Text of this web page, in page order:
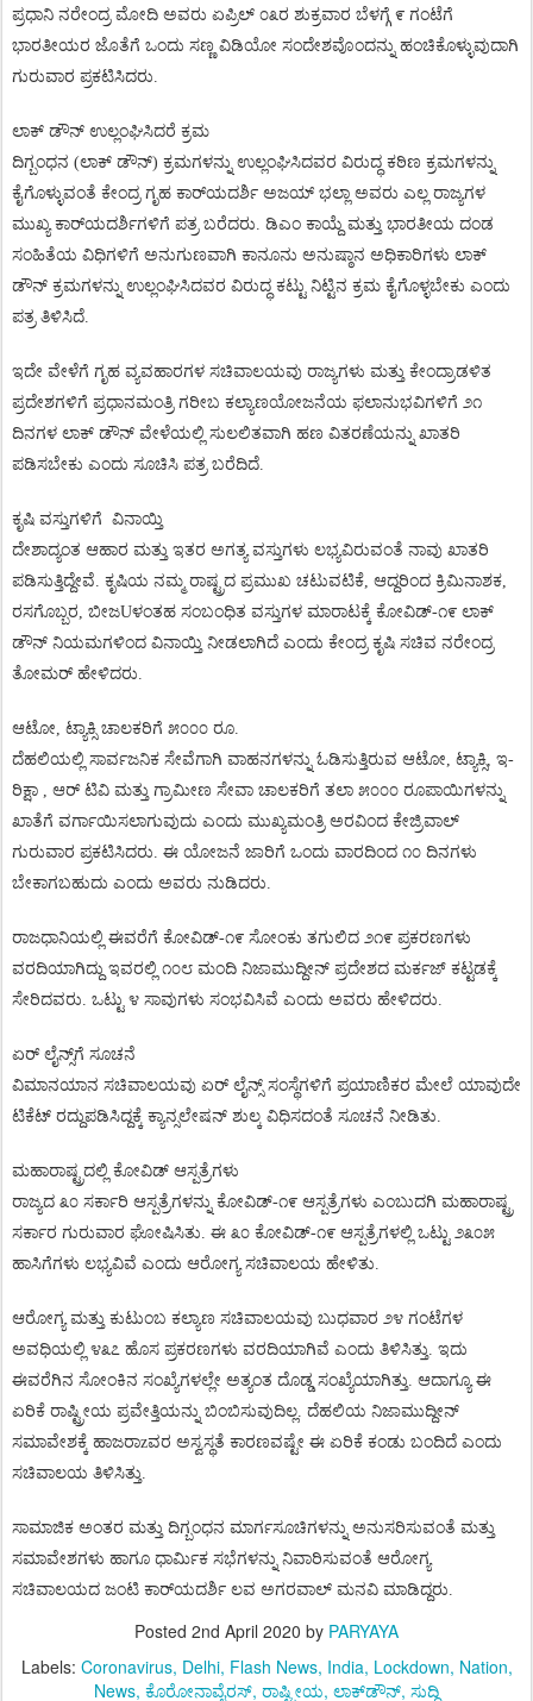
ಪ್ರಧಾನಿ ನರೇಂದ್ರ ಮೋದಿ ಅವರು ಏಪ್ರಿಲ್ ೦೩ರ ಶುಕ್ರವಾರ ಬೆಳಗ್ಗೆ ೯ ಗಂಟೆಗೆ
ಭಾರತೀಯರ ಜೊತೆಗೆ ಒಂದು ಸಣ್ಣ ವಿಡಿಯೋ ಸಂದೇಶವೊಂದನ್ನು ಹಂಚಿಕೊಳ್ಳುವುದಾಗಿ
ಗುರುವಾರ ಪ್ರಕಟಿಸಿದರು.
ಲಾಕ್ ಡೌನ್ ಉಲ್ಲಂಘಿಸಿದರೆ ಕ್ರಮ
ದಿಗ್ಬಂಧನ (ಲಾಕ್ ಡೌನ್) ಕ್ರಮಗಳನ್ನು ಉಲ್ಲಂಘಿಸಿದವರ ವಿರುದ್ಧ ಕಠಿಣ ಕ್ರಮಗಳನ್ನು
ಕೈಗೊಳ್ಳುವಂತೆ ಕೇಂದ್ರ ಗೃಹ ಕಾರ್ಯದರ್ಶಿ ಅಜಯ್ ಭಲ್ಲಾ ಅವರು ಎಲ್ಲ ರಾಜ್ಯಗಳ
ಮುಖ್ಯ ಕಾರ್ಯದರ್ಶಿಗಳಿಗೆ ಪತ್ರ ಬರೆದರು. ಡಿಎಂ ಕಾಯ್ದೆ ಮತ್ತು ಭಾರತೀಯ ದಂಡ
ಸಂಹಿತೆಯ ವಿಧಿಗಳಿಗೆ ಅನುಗುಣವಾಗಿ ಕಾನೂನು ಅನುಷ್ಠಾನ ಅಧಿಕಾರಿಗಳು ಲಾಕ್
ಡೌನ್ ಕ್ರಮಗಳನ್ನು ಉಲ್ಲಂಘಿಸಿದವರ ವಿರುದ್ಧ ಕಟ್ಟು ನಿಟ್ಟಿನ ಕ್ರಮ ಕೈಗೊಳ್ಳಬೇಕು ಎಂದು
ಪತ್ರ ತಿಳಿಸಿದೆ.
ಇದೇ ವೇಳೆಗೆ ಗೃಹ ವ್ಯವಹಾರಗಳ ಸಚಿವಾಲಯವು ರಾಜ್ಯಗಳು ಮತ್ತು ಕೇಂದ್ರಾಡಳಿತ
ಪ್ರದೇಶಗಳಿಗೆ ಪ್ರಧಾನಮಂತ್ರಿ ಗರೀಬ ಕಲ್ಯಾಣಯೋಜನೆಯ ಫಲಾನುಭವಿಗಳಿಗೆ ೨೧
ದಿನಗಳ ಲಾಕ್ ಡೌನ್ ವೇಳೆಯಲ್ಲಿ ಸುಲಲಿತವಾಗಿ ಹಣ ವಿತರಣೆಯನ್ನು ಖಾತರಿ
ಪಡಿಸಬೇಕು ಎಂದು ಸೂಚಿಸಿ ಪತ್ರ ಬರೆದಿದೆ.
ಕೃಷಿ ವಸ್ತುಗಳಿಗೆ ವಿನಾಯ್ತಿ
ದೇಶಾದ್ಯಂತ ಆಹಾರ ಮತ್ತು ಇತರ ಅಗತ್ಯ ವಸ್ತುಗಳು ಲಭ್ಯವಿರುವಂತೆ ನಾವು ಖಾತರಿ
ಪಡಿಸುತ್ತಿದ್ದೇವೆ. ಕೃಷಿಯ ನಮ್ಮ ರಾಷ್ಟ್ರದ ಪ್ರಮುಖ ಚಟುವಟಿಕೆ, ಆದ್ದರಿಂದ ಕ್ರಿಮಿನಾಶಕ,
ರಸಗೊಬ್ಬರ, ಬೀಜUಳಂತಹ ಸಂಬಂಧಿತ ವಸ್ತುಗಳ ಮಾರಾಟಕ್ಕೆ ಕೋವಿಡ್-೧೯ ಲಾಕ್
ಡೌನ್ ನಿಯಮಗಳಿಂದ ವಿನಾಯ್ತಿ ನೀಡಲಾಗಿದೆ ಎಂದು ಕೇಂದ್ರ ಕೃಷಿ ಸಚಿವ ನರೇಂದ್ರ
ತೋಮರ್ ಹೇಳಿದರು.
ಆಟೋ, ಟ್ಯಾಕ್ಸಿ ಚಾಲಕರಿಗೆ ೫೦೦೦ ರೂ.
ದೆಹಲಿಯಲ್ಲಿ ಸಾರ್ವಜನಿಕ ಸೇವೆಗಾಗಿ ವಾಹನಗಳನ್ನು ಓಡಿಸುತ್ತಿರುವ ಆಟೋ, ಟ್ಯಾಕ್ಸಿ, ಇ-
ರಿಕ್ಷಾ , ಆರ್ ಟಿವಿ ಮತ್ತು ಗ್ರಾಮೀಣ ಸೇವಾ ಚಾಲಕರಿಗೆ ತಲಾ ೫೦೦೦ ರೂಪಾಯಿಗಳನ್ನು
ಖಾತೆಗೆ ವರ್ಗಾಯಿಸಲಾಗುವುದು ಎಂದು ಮುಖ್ಯಮಂತ್ರಿ ಅರವಿಂದ ಕೇಜ್ರಿವಾಲ್
ಗುರುವಾರ ಪ್ರಕಟಿಸಿದರು. ಈ ಯೋಜನೆ ಜಾರಿಗೆ ಒಂದು ವಾರದಿಂದ ೧೦ ದಿನಗಳು
ಬೇಕಾಗಬಹುದು ಎಂದು ಅವರು ನುಡಿದರು.
ರಾಜಧಾನಿಯಲ್ಲಿ ಈವರೆಗೆ ಕೋವಿಡ್-೧೯ ಸೋಂಕು ತಗುಲಿದ ೨೧೯ ಪ್ರಕರಣಗಳು
ವರದಿಯಾಗಿದ್ದು ಇವರಲ್ಲಿ ೧೦೮ ಮಂದಿ ನಿಜಾಮುದ್ದೀನ್ ಪ್ರದೇಶದ ಮರ್ಕಜ್ ಕಟ್ಟಡಕ್ಕೆ
ಸೇರಿದವರು. ಒಟ್ಟು ೪ ಸಾವುಗಳು ಸಂಭವಿಸಿವೆ ಎಂದು ಅವರು ಹೇಳಿದರು.
ಏರ್ ಲೈನ್ಸ್ಗೆ ಸೂಚನೆ
ವಿಮಾನಯಾನ ಸಚಿವಾಲಯವು ಏರ್ ಲೈನ್ಸ್ ಸಂಸ್ಥೆಗಳಿಗೆ ಪ್ರಯಾಣಿಕರ ಮೇಲೆ ಯಾವುದೇ
ಟಿಕೆಟ್ ರದ್ದುಪಡಿಸಿದ್ದಕ್ಕೆ ಕ್ಯಾನ್ಸಲೇಷನ್ ಶುಲ್ಕ ವಿಧಿಸದಂತೆ ಸೂಚನೆ ನೀಡಿತು.
ಮಹಾರಾಷ್ಟ್ರದಲ್ಲಿ ಕೋವಿಡ್ ಆಸ್ಪತ್ರೆಗಳು
ರಾಜ್ಯದ ೩೦ ಸರ್ಕಾರಿ ಆಸ್ಪತ್ರೆಗಳನ್ನು ಕೋವಿಡ್-೧೯ ಆಸ್ಪತ್ರೆಗಳು ಎಂಬುದಗಿ ಮಹಾರಾಷ್ಟ್ರ
ಸರ್ಕಾರ ಗುರುವಾರ ಘೋಷಿಸಿತು. ಈ ೩೦ ಕೋವಿಡ್-೧೯ ಆಸ್ಪತ್ರೆಗಳಲ್ಲಿ ಒಟ್ಟು ೨೩೦೫
ಹಾಸಿಗೆಗಳು ಲಭ್ಯವಿವೆ ಎಂದು ಆರೋಗ್ಯ ಸಚಿವಾಲಯ ಹೇಳಿತು.
ಆರೋಗ್ಯ ಮತ್ತು ಕುಟುಂಬ ಕಲ್ಯಾಣ ಸಚಿವಾಲಯವು ಬುಧವಾರ ೨೪ ಗಂಟೆಗಳ
ಅವಧಿಯಲ್ಲಿ ೪೩೭ ಹೊಸ ಪ್ರಕರಣಗಳು ವರದಿಯಾಗಿವೆ ಎಂದು ತಿಳಿಸಿತ್ತು. ಇದು
ಈವರೆಗಿನ ಸೋಂಕಿನ ಸಂಖ್ಯೆಗಳಲ್ಲೇ ಅತ್ಯಂತ ದೊಡ್ಡ ಸಂಖ್ಯೆಯಾಗಿತ್ತು. ಆದಾಗ್ಯೂ ಈ
ಏರಿಕೆ ರಾಷ್ಟ್ರೀಯ ಪ್ರವೇತ್ತಿಯನ್ನು ಬಿಂಬಿಸುವುದಿಲ್ಲ. ದೆಹಲಿಯ ನಿಜಾಮುದ್ದೀನ್
ಸಮಾವೇಶಕ್ಕೆ ಹಾಜರಾzವರ ಅಸ್ವಸ್ಥತೆ ಕಾರಣವಷ್ಟೇ ಈ ಏರಿಕೆ ಕಂಡು ಬಂದಿದೆ ಎಂದು
ಸಚಿವಾಲಯ ತಿಳಿಸಿತ್ತು.
ಸಾಮಾಜಿಕ ಅಂತರ ಮತ್ತು ದಿಗ್ಬಂಧನ ಮಾರ್ಗಸೂಚಿಗಳನ್ನು ಅನುಸರಿಸುವಂತೆ ಮತ್ತು
ಸಮಾವೇಶಗಳು ಹಾಗೂ ಧಾರ್ಮಿಕ ಸಭೆಗಳನ್ನು ನಿವಾರಿಸುವಂತೆ ಆರೋಗ್ಯ
ಸಚಿವಾಲಯದ ಜಂಟಿ ಕಾರ್ಯದರ್ಶಿ ಲವ ಅಗರವಾಲ್ ಮನವಿ ಮಾಡಿದ್ದರು.
Posted 2nd April 2020 by PARYAYA
Labels: Coronavirus Delhi Flash News India Lockdown Nation
News ಕೊರೋನಾವೈರಸ್ ರಾಷ್ಟ್ರೀಯ ಲಾಕ್‌ಡೌನ್ ಸುದ್ದಿ